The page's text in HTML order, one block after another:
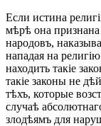
Если истина
мѣрѣ она
народовъ,
нападая на
находить такіе
такіе законы не
тѣхъ, которые
случаѣ
злодѣямъ для